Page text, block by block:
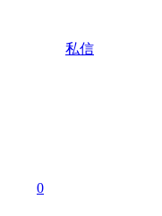
私信
0